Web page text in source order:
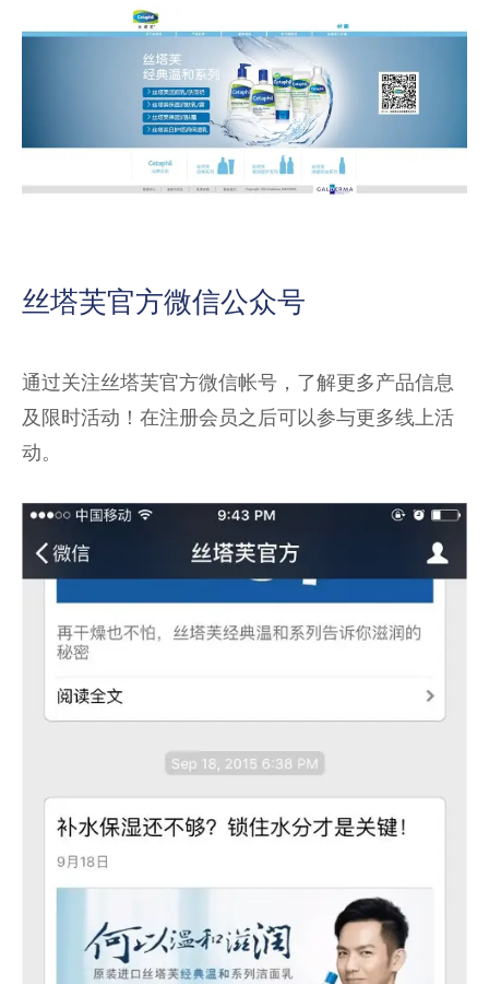
丝塔芙官方微信公众号
通过关注丝塔芙官方微信帐号，了解更多产品信息
及限时活动！在注册会员之后可以参与更多线上活
动。